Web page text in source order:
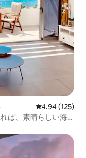
レビュー125
4.94 (125)
ば、素晴らしい海